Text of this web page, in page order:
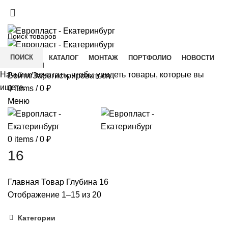
ГЛАВНАЯ КАТАЛОГ МОНТАЖ ПОРТФОЛИО
НОВОСТИ
КОНТАКТЫ
Войти/Зарегистрироваться
0items / 0 ₽
Меню
0 items / 0 ₽
16
Главная Товар Глубина 16
Отображение 1–15 из 20
Категории
ПОИСК
Начните печатать, чтобы увидеть товары, которые вы
ищете.